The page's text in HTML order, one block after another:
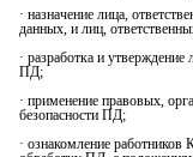
· назначение лица,
данных, и лиц,
· разработка и
ПД;
· применение правовых,
безопасности ПД;
· ознакомление